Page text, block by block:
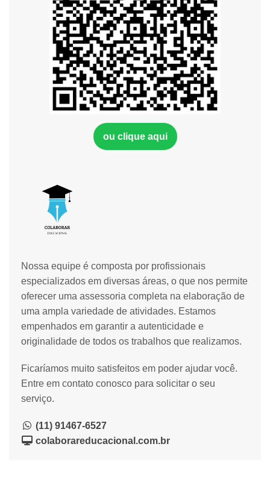
Nossa equipe é composta por profissionais
especializados em diversas áreas, o que nos permite
oferecer uma assessoria completa na elaboração de
uma ampla variedade de atividades. Estamos
empenhados em garantir a autenticidade e
originalidade de todos os trabalhos que realizamos.
Ficaríamos muito satisfeitos em poder ajudar você.
Entre em contato conosco para solicitar o seu
serviço.
(11) 91467-6527
colaborareducacional.com.br
ou clique aqui